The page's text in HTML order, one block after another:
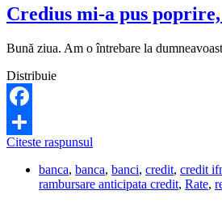
Credius mi-a pus
Bună ziua. Am o întrebare la
Distribuie
Facebook
Share
Citeste raspunsul
a
pus
banca, banca, banci, credit, credit
rambursare anticipata credit, Rate,